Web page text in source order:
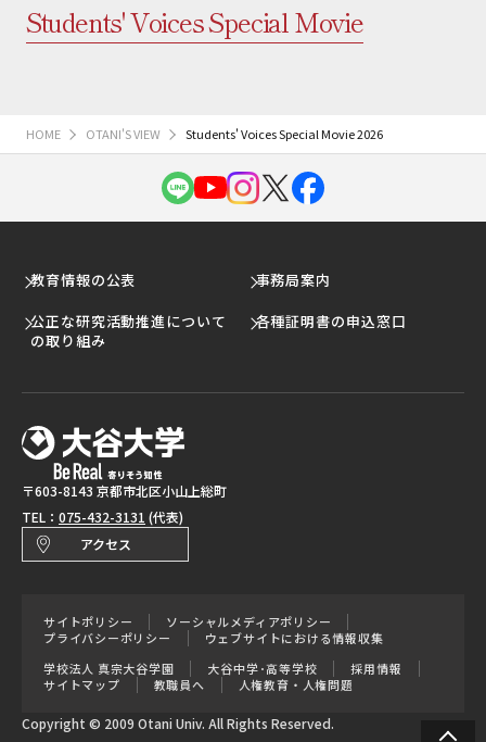
Students' Voices Special Movie
HOME OTANI'S VIEW Students' Voices Special Movie 2026
教育情報の公表
事務局案内
公正な研究活動推進について
の取り組み
各種証明書の申込窓口
〒603-8143 京都市北区小山上総町
TEL： 075-432-3131 (代表)
アクセス
サイトポリシー
ソーシャルメディアポリシー
プライバシーポリシー
ウェブサイトにおける情報収集
学校法人 真宗大谷学園
大谷中学･高等学校
採用情報
サイトマップ
教職員へ 人権教育・人権問題
Copyright © 2009 Otani Univ. All Rights Reserved.